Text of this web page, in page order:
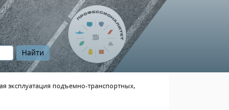
эксплуатация подъемно-транспортных,